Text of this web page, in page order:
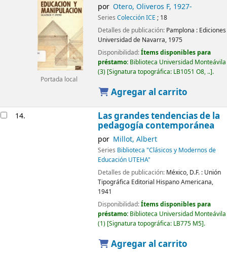
Portada local
por Otero, Oliveros F, 1927-
Series Colección ICE ; 18
Detalles de publicación: Pamplona : Ediciones
Universidad de Navarra, 1975
Disponibilidad:Ítems disponibles para
préstamo: Biblioteca Universidad Monteávila
(3) Signatura topográfica: LB1051 O8, .. .
Agregar al carrito
14. Las grandes tendencias de la
pedagogía contemporánea
por Millot, Albert
Series Biblioteca "Clásicos y Modernos de
Educación UTEHA"
Detalles de publicación: México, D.F. : Unión
Tipográfica Editorial Hispano Americana,
1941
Disponibilidad:Ítems disponibles para
préstamo: Biblioteca Universidad Monteávila
(1) Signatura topográfica: LB775 M5 .
Agregar al carrito